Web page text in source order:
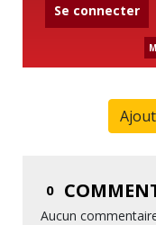
Se connecter
0
Aucun